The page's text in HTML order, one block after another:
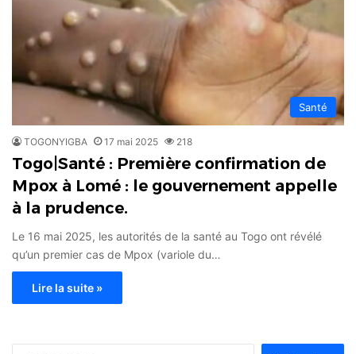
Santé
TOGONYIGBA 17 mai 2025 218
Togo|Santé : Première confirmation de
Mpox à Lomé : le gouvernement appelle
à la prudence.
Le 16 mai 2025, les autorités de la santé au Togo ont révélé
qu’un premier cas de Mpox (variole du…
Lire la suite »